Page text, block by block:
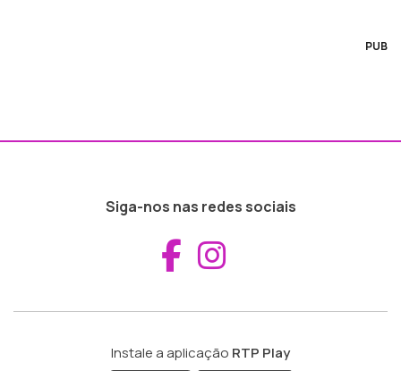
PUB
Siga-nos nas redes sociais
Aceder ao
Instale a aplicação RTP Play